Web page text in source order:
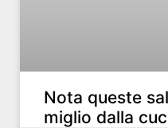
Nota queste
miglio dalla